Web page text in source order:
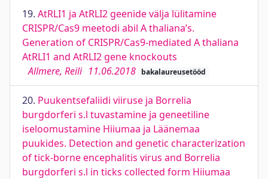
19. AtRLI1 ja AtRLI2 geenide välja lülitamine
CRISPR/Cas9 meetodi abil A thaliana’s.
Generation of CRISPR/Cas9-mediated A thaliana
AtRLI1 and AtRLI2 gene knockouts
Allmere, Reili 11.06.2018 bakalaureusetööd
20. Puukentsefaliidi viiruse ja Borrelia
burgdorferi s.l tuvastamine ja geneetiline
iseloomustamine Hiiumaa ja Läänemaa
puukides. Detection and genetic characterization
of tick-borne encephalitis virus and Borrelia
burgdorferi s.l in ticks collected form Hiiumaa